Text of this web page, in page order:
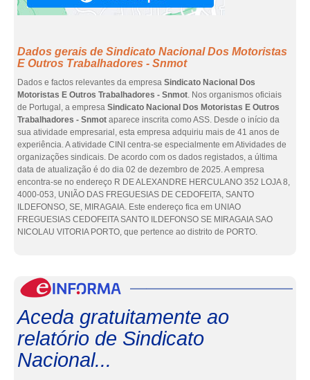
Dados gerais de Sindicato Nacional Dos Motoristas
E Outros Trabalhadores - Snmot
Dados e factos relevantes da empresa Sindicato Nacional Dos
Motoristas E Outros Trabalhadores - Snmot. Nos organismos oficiais
de Portugal, a empresa Sindicato Nacional Dos Motoristas E Outros
Trabalhadores - Snmot aparece inscrita como ASS. Desde o início da
sua atividade empresarial, esta empresa adquiriu mais de 41 anos de
experiência. A atividade CINI centra-se especialmente em Atividades de
organizações sindicais. De acordo com os dados registados, a última
data de atualização é do dia 02 de dezembro de 2025. A empresa
encontra-se no endereço R DE ALEXANDRE HERCULANO 352 LOJA 8,
4000-053, UNIÃO DAS FREGUESIAS DE CEDOFEITA, SANTO
ILDEFONSO, SE, MIRAGAIA. Este endereço fica em UNIAO
FREGUESIAS CEDOFEITA SANTO ILDEFONSO SE MIRAGAIA SAO
NICOLAU VITORIA PORTO, que pertence ao distrito de PORTO.
Aceda gratuitamente ao
relatório de Sindicato
Nacional...